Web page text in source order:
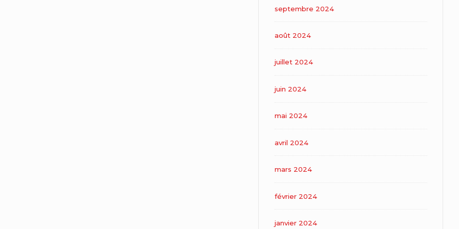
septembre 2024
août 2024
juillet 2024
juin 2024
mai 2024
avril 2024
mars 2024
février 2024
janvier 2024